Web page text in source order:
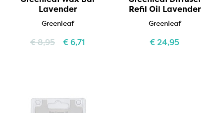
Lavender
Greenleaf
€8,95 €6,71
Refil Oil Lavender
Greenleaf
€24,95